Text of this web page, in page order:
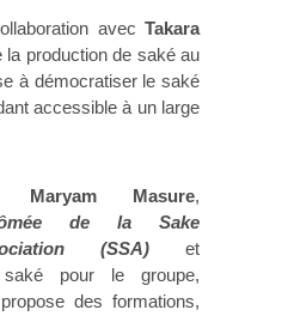
avec Takara
la production de saké au
à démocratiser le saké
accessible à un large
Maryam Masure,
de la Sake
(SSA) et
pour le groupe,
propose des formations,